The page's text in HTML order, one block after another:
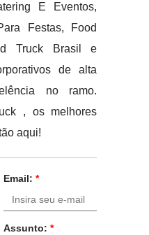
E Eventos,
Festas, Food
Truck Brasil e
de alta
no ramo.
, os melhores
aqui!
Email: *
Assunto: *